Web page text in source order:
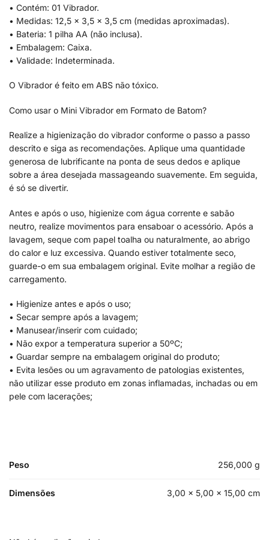
• Contém: 01 Vibrador.
• Medidas: 12,5 x 3,5 x 3,5 cm (medidas aproximadas).
• Bateria: 1 pilha AA (não inclusa).
• Embalagem: Caixa.
• Validade: Indeterminada.
O Vibrador é feito em ABS não tóxico.
Como usar o Mini Vibrador em Formato de Batom?
Realize a higienização do vibrador conforme o passo a passo
descrito e siga as recomendações. Aplique uma quantidade
generosa de lubrificante na ponta de seus dedos e aplique
sobre a área desejada massageando suavemente. Em seguida,
é só se divertir.
Antes e após o uso, higienize com água corrente e sabão
neutro, realize movimentos para ensaboar o acessório. Após a
lavagem, seque com papel toalha ou naturalmente, ao abrigo
do calor e luz excessiva. Quando estiver totalmente seco,
guarde-o em sua embalagem original. Evite molhar a região de
carregamento.
• Higienize antes e após o uso;
• Secar sempre após a lavagem;
• Manusear/inserir com cuidado;
• Não expor a temperatura superior a 50ºC;
• Guardar sempre na embalagem original do produto;
• Evita lesões ou um agravamento de patologias existentes,
não utilizar esse produto em zonas inflamadas, inchadas ou em
pele com lacerações;
Peso 256,000 g
Dimensões 3,00 × 5,00 × 15,00 cm